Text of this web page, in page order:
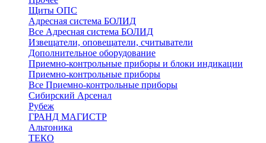
Щиты ОПС
Адресная система БОЛИД
Все Адресная система БОЛИД
Извещатели, оповещатели, считыватели
Дополнительное оборудование
Приемно-контрольные приборы и блоки индикации
Приемно-контрольные приборы
Все Приемно-контрольные приборы
Сибирский Арсенал
Рубеж
ГРАНД МАГИСТР
Альтоника
ТЕКО